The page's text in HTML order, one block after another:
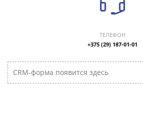
ТЕЛЕФОН
+375 (29) 187-01-01
CRM-форма появится здесь